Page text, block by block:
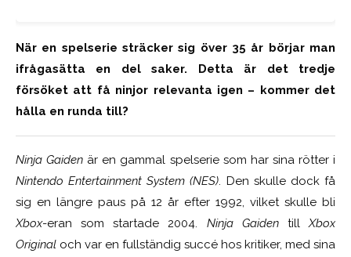
När en spelserie sträcker sig över 35 år börjar man
ifrågasätta en del saker. Detta är det tredje
försöket att få ninjor relevanta igen – kommer det
hålla en runda till?
Ninja Gaiden är en gammal spelserie som har sina rötter i
Nintendo Entertainment System (NES). Den skulle dock få
sig en längre paus på 12 år efter 1992, vilket skulle bli
Xbox-eran som startade 2004. Ninja Gaiden tillXbox
Original och var en fullständig succé hos kritiker, med sina